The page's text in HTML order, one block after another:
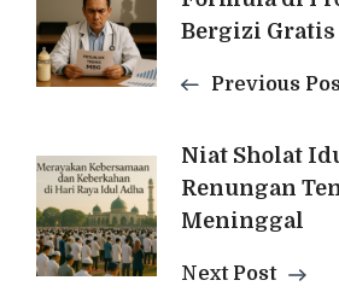
Navigation
Bergizi Gratis
Previous
Niat Sholat
Renungan
Meninggal
Next Post